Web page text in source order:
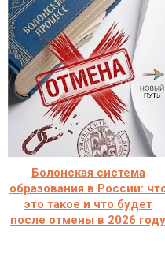
Болонская система
образования в России:
это такое и что будет
после отмены в 2026 году